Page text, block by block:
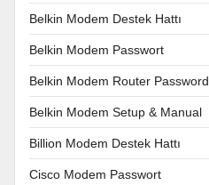
Belkin Modem Destek Hattı
Belkin Modem Passwort
Belkin Modem Router Password
Belkin Modem Setup & Manual
Billion Modem Destek Hattı
Cisco Modem Passwort